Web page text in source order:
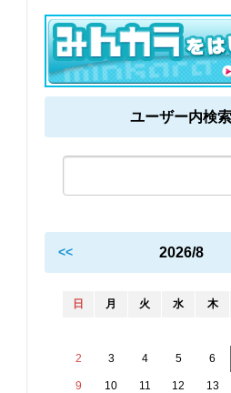
ユーザー内検索
<< 2026/8
日 月 火 水 木
2 3 4 5 6
9 10 11 12 13